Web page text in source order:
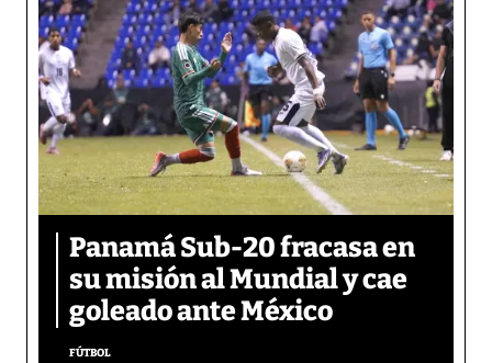
Panamá Sub-20 fracasa en
su misión al Mundial y cae
goleado ante México
FÚTBOL